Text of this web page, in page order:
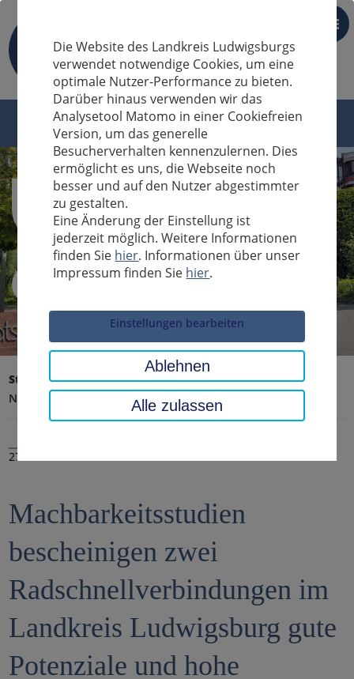
DE
Sucheingabe
Startseite Landratsamt, Landkreis
Aktuelles
Nachrichten
27.04.2021
Machbarkeitsstudien
bescheinigen zwei
Radschnellverbindungen im
Landkreis Ludwigsburg gute
Potenziale und hohe
Die Website des Landkreis Ludwigsburgs
verwendet notwendige Cookies, um eine
optimale Nutzer-Performance zu bieten.
Darüber hinaus verwenden wir das
Analysetool Matomo in einer Cookiefreien
Version, um das generelle
Besucherverhalten kennenzulernen. Dies
ermöglicht es uns, die Webseite noch
besser und auf den Nutzer abgestimmter
zu gestalten.
Eine Änderung der Einstellung ist
jederzeit möglich. Weitere Informationen
finden Sie hier. Informationen über unser
Impressum finden Sie hier.
Einstellungen bearbeiten
Ablehnen
Alle zulassen